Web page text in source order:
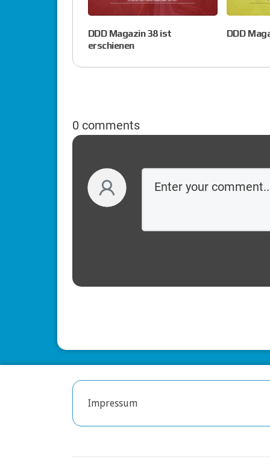
DDD Magazin 38 ist
erschienen
DDD
0 comments
Impressum